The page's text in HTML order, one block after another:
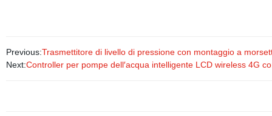
Previous:Trasmettitore di livello di pressione con montaggio a
Next:Controller per pompe dell′acqua intelligente LCD wireless 4G